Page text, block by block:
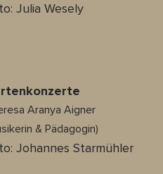
Julia Wesely
Aranya Aigner
& Pädagogin)
Johannes Starmühler